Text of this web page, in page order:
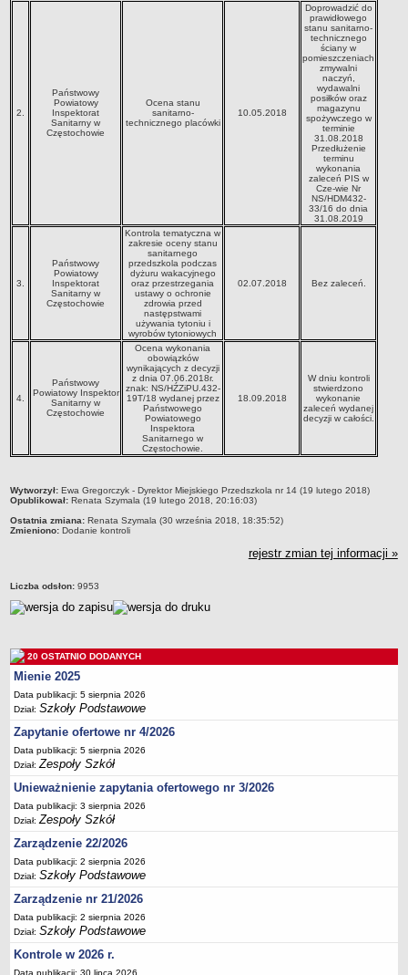
Majątek
Godziny dyżurów
Deklaracja dostępności
PORADNIE PSYCHOLOGICZNO-PEDAGOGICZNE
Zespół Poradni
BIURO FINANSÓW OŚWIATY
Dane podstawowe
Majątek
Godziny dyżurów
Rejestry, ewidencje, archiwa
PONOWNE WYKORZYSTYWANIE
Deklaracja dostępności
DEKLARACJA DOSTĘPNOŚCI
UDOSTĘPNIANIE INFORMACJI PUBLICZNEJ
OCHRONA DANYCH OSOBOWYCH
2.
Państwowy
Powiatowy
Inspektorat
Sanitarny w
Częstochowie
Ocena stanu
sanitarno-
technicznego placówki
10.05.2018
Doprowadzić do
prawidłowego
stanu sanitarno-
technicznego
ściany w
pomieszczeniach
zmywalni
naczyń,
wydawalni
posiłków oraz
magazynu
spożywczego w
terminie
31.08.2018
Przedłużenie
terminu
wykonania
zaleceń PIS w
Cze-wie Nr
NS/HDM432-
33/16 do dnia
31.08.2019
3.
Państwowy
Powiatowy
Inspektorat
Sanitarny w
Częstochowie
Kontrola tematyczna w
zakresie oceny stanu
sanitarnego
przedszkola podczas
dyżuru wakacyjnego
oraz przestrzegania
ustawy o ochronie
zdrowia przed
następstwami
używania tytoniu i
wyrobów tytoniowych
02.07.2018 Bez zaleceń.
4.
Państwowy
Powiatowy Inspektor
Sanitarny w
Częstochowie
Ocena wykonania
obowiązków
wynikających z decyzji
z dnia 07.06.2018r.
znak: NS/HŹZiPU.432-
19T/18 wydanej przez
Państwowego
Powiatowego
Inspektora
Sanitarnego w
Częstochowie.
18.09.2018
W dniu kontroli
stwierdzono
wykonanie
zaleceń wydanej
decyzji w całości.
metryczka
Wytworzył: Ewa Gregorczyk - Dyrektor Miejskiego Przedszkola nr 14 (19 lutego 2018)
Opublikował: Renata Szymala (19 lutego 2018, 20:16:03)
Ostatnia zmiana: Renata Szymala (30 września 2018, 18:35:52)
Zmieniono: Dodanie kontroli
rejestr zmian tej informacji »
Liczba odsłon: 9953
20 OSTATNIO DODANYCH
Mienie 2025
Data publikacji: 5 sierpnia 2026
Dział:Szkoły Podstawowe
Zapytanie ofertowe nr 4/2026
Data publikacji: 5 sierpnia 2026
Dział:Zespoły Szkół
Unieważnienie zapytania ofertowego nr 3/2026
Data publikacji: 3 sierpnia 2026
Dział:Zespoły Szkół
Zarządzenie 22/2026
Data publikacji: 2 sierpnia 2026
Dział:Szkoły Podstawowe
Zarządzenie nr 21/2026
Data publikacji: 2 sierpnia 2026
Dział:Szkoły Podstawowe
Kontrole w 2026 r.
Data publikacji: 30 lipca 2026